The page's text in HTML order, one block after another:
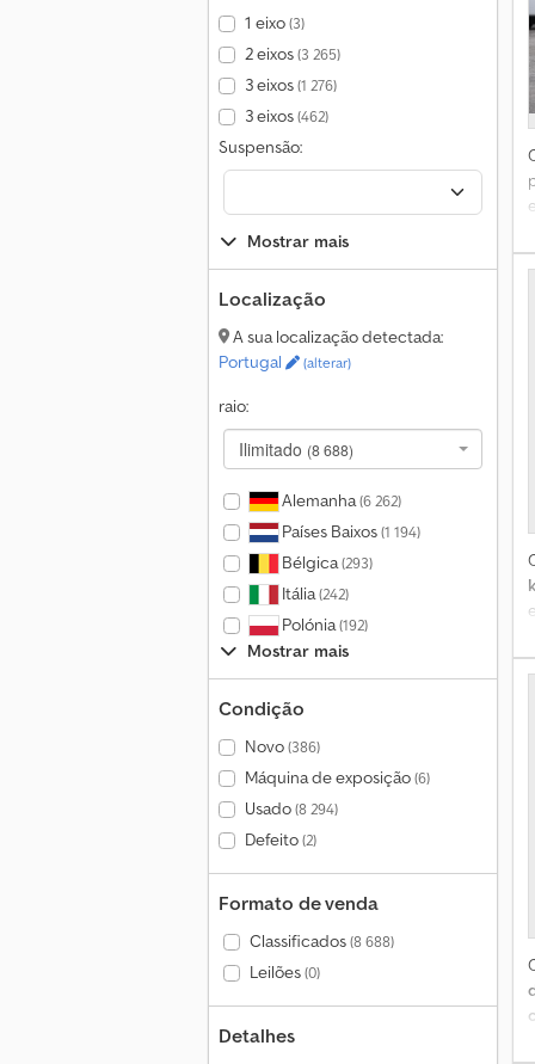
1 eixo(3)
2 eixos(3 265)
3 eixos(1 276)
3 eixos(462)
Suspensão:
Mostrar mais
Localização
A sua localização detectada:
Portugal
(alterar)
raio:
Ilimitado (8 688)
Alemanha(6 262)
Países Baixos(1 194)
Bélgica(293)
Itália(242)
Polónia(192)
Mostrar mais
Condição
Novo(386)
Máquina de exposição(6)
Usado(8 294)
Defeito(2)
Formato de venda
Classificados(8 688)
Leilões(0)
Detalhes